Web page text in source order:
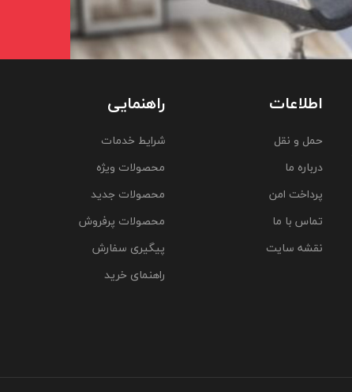
اطلاعات
حمل و نقل
درباره ما
پرداخت امن
تماس با ما
نقشه سایت
راهنمایی
شرایط خدمات
محصولات ویژه
محصولات جدید
محصولات پرفروش
پیگیری سفارش
راهنمای خرید